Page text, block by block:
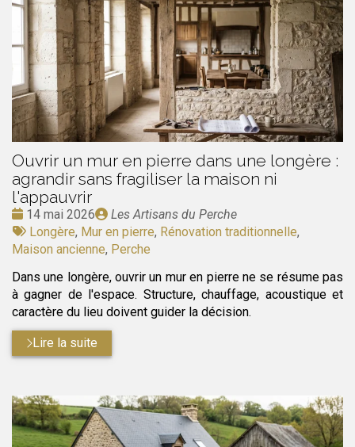
Ouvrir un mur en pierre dans une longère :
agrandir sans fragiliser la maison ni
l'appauvrir
Date
:
14 mai 2026
Publié
par
Les Artisans du Perche
Tags
:
Longère, Mur en pierre, Rénovation traditionnelle,
Maison ancienne, Perche
Dans une longère, ouvrir un mur en pierre ne se résume pas
à gagner de l'espace. Structure, chauffage, acoustique et
caractère du lieu doivent guider la décision.
Lire la suite